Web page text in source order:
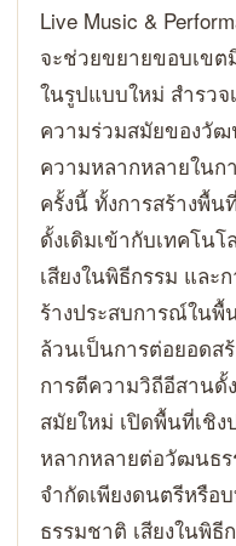
Live Music &
จะช่วยขยายขอบเข
ในรูปแบบใหม่ สำรวจ
ความร่วมสมัยของวั
ความหลากหลายในก
ครั้งนี้ ทั้งการสร้างพื้น
ดั้งเดิมเข้ากับเทคโน
เสียงในพิธีกรรม และ
ร้างประสบการณ์ในพื้
ล้วนเป็นการต่อยอดส
การตีความวิถีอีสานดั้
สมัยใหม่ เปิดพื้นที่เชิ
หลากหลายต่อวัฒนธร
จำกัดเพียงดนตรีหรือ
ธรรมชาติ เสียงในพิธี